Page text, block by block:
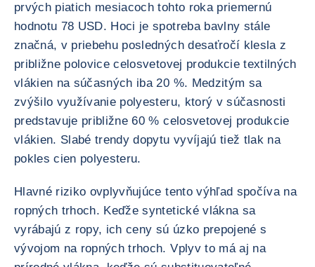
prvých piatich mesiacoch tohto roka priemernú
hodnotu 78 USD. Hoci je spotreba bavlny stále
značná, v priebehu posledných desaťročí klesla z
približne polovice celosvetovej produkcie textilných
vlákien na súčasných iba 20 %. Medzitým sa
zvýšilo využívanie polyesteru, ktorý v súčasnosti
predstavuje približne 60 % celosvetovej produkcie
vlákien. Slabé trendy dopytu vyvíjajú tiež tlak na
pokles cien polyesteru.
Hlavné riziko ovplyvňujúce tento výhľad spočíva na
ropných trhoch. Keďže syntetické vlákna sa
vyrábajú z ropy, ich ceny sú úzko prepojené s
vývojom na ropných trhoch. Vplyv to má aj na